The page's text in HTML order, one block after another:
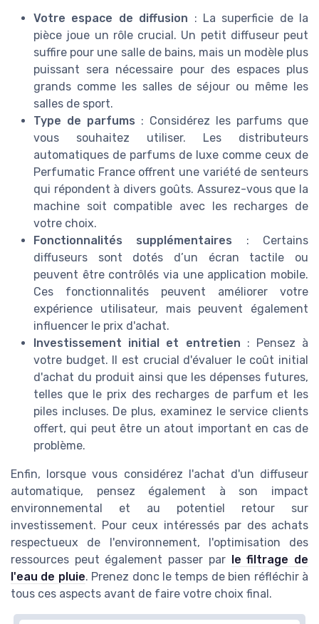
Votre espace de diffusion : La superficie de la
pièce joue un rôle crucial. Un petit diffuseur peut
suffire pour une salle de bains, mais un modèle plus
puissant sera nécessaire pour des espaces plus
grands comme les salles de séjour ou même les
salles de sport.
Type de parfums : Considérez les parfums que
vous souhaitez utiliser. Les distributeurs
automatiques de parfums de luxe comme ceux de
Perfumatic France offrent une variété de senteurs
qui répondent à divers goûts. Assurez-vous que la
machine soit compatible avec les recharges de
votre choix.
Fonctionnalités supplémentaires : Certains
diffuseurs sont dotés d’un écran tactile ou
peuvent être contrôlés via une application mobile.
Ces fonctionnalités peuvent améliorer votre
expérience utilisateur, mais peuvent également
influencer le prix d'achat.
Investissement initial et entretien : Pensez à
votre budget. Il est crucial d'évaluer le coût initial
d'achat du produit ainsi que les dépenses futures,
telles que le prix des recharges de parfum et les
piles incluses. De plus, examinez le service clients
offert, qui peut être un atout important en cas de
problème.
Enfin, lorsque vous considérez l'achat d'un diffuseur
automatique, pensez également à son impact
environnemental et au potentiel retour sur
investissement. Pour ceux intéressés par des achats
respectueux de l'environnement, l'optimisation des
ressources peut également passer par
le filtrage de
l'eau de pluie. Prenez donc le temps de bien réfléchir à
tous ces aspects avant de faire votre choix final.